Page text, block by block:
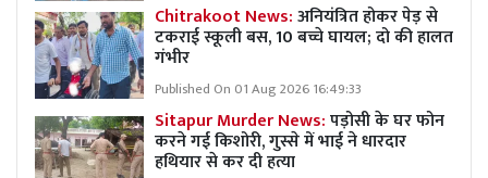
Chitrakoot News:अनियंत्रित होकर पेड़ से
टकराई स्कूली बस, 10 बच्चे घायल; दो की हालत
गंभीर
Published On 01 Aug 2026 16:49:33
Sitapur Murder News:पड़ोसी के घर फोन
करने गई किशोरी, गुस्से में भाई ने धारदार
हथियार से कर दी हत्या